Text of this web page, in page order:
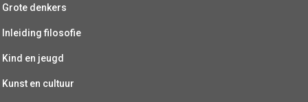
Grote denkers
Inleiding filosofie
Kind en jeugd
Kunst en cultuur